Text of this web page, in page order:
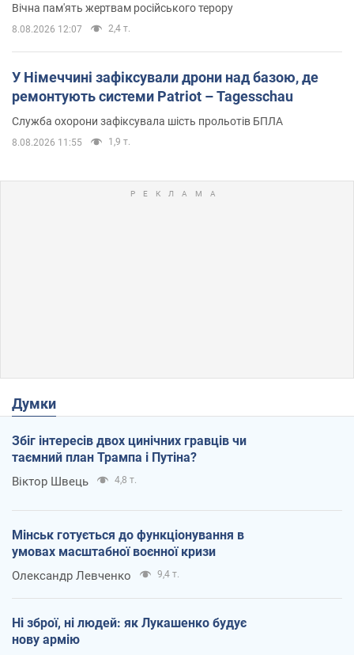
Вічна пам'ять жертвам російського терору
8.08.2026 12:07 2,4 т.
У Німеччині зафіксували дрони над базою, де
ремонтують системи Patriot – Tagesschau
Служба охорони зафіксувала шість прольотів БПЛА
8.08.2026 11:55 1,9 т.
Думки
Збіг інтересів двох цинічних гравців чи
таємний план Трампа і Путіна?
Віктор Швець 4,8 т.
Мінськ готується до функціонування в
умовах масштабної воєнної кризи
Олександр Левченко 9,4 т.
Ні зброї, ні людей: як Лукашенко будує
нову армію